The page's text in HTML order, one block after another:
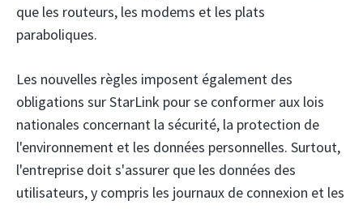
que les routeurs, les modems et les plats
paraboliques.
Les nouvelles règles imposent également des
obligations sur StarLink pour se conformer aux lois
nationales concernant la sécurité, la protection de
l'environnement et les données personnelles. Surtout,
l'entreprise doit s'assurer que les données des
utilisateurs, y compris les journaux de connexion et les